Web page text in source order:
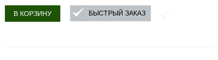
В КОРЗИНУ БЫСТРЫЙ ЗАКАЗ